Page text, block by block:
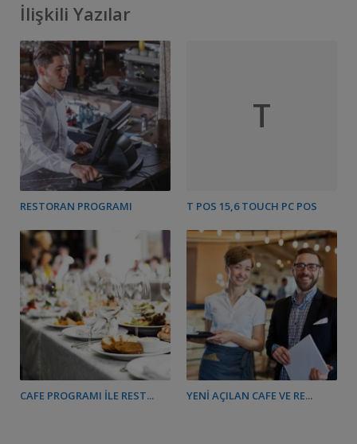
İlişkili Yazılar
RESTORAN PROGRAMI
T
T POS 15,6 TOUCH PC POS
CAFE PROGRAMI İLE REST... YENI AÇILAN CAFE VE RE...